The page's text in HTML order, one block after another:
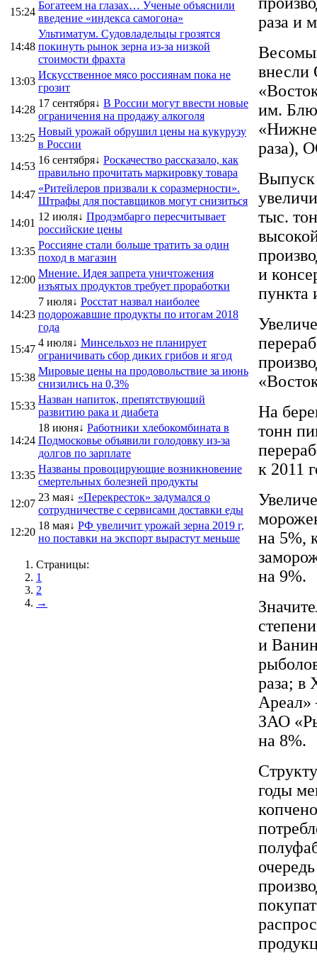
15:24
Богатеем на глазах… Ученые объяснили
введение «индекса самогона»
14:48
Ультиматум. Судовладельцы грозятся
покинуть рынок зерна из-за низкой
стоимости фрахта
13:03
Искусственное мясо россиянам пока не
грозит
14:28
17 сентября↓ В России могут ввести новые
ограничения на продажу алкоголя
13:25
Новый урожай обрушил цены на кукурузу
в России
14:53
16 сентября↓ Роскачество рассказало, как
правильно прочитать маркировку товара
14:47
«Ритейлеров призвали к соразмерности».
Штрафы для поставщиков могут снизиться
14:01
12 июля↓ Продэмбарго пересчитывает
российские цены
13:35
Россияне стали больше тратить за один
поход в магазин
12:00
Мнение. Идея запрета уничтожения
изъятых продуктов требует проработки
14:23
7 июля↓ Росстат назвал наиболее
подорожавшие продукты по итогам 2018
года
15:47
4 июля↓ Минсельхоз не планирует
ограничивать сбор диких грибов и ягод
15:38
Мировые цены на продовольствие за июнь
снизились на 0,3%
15:33
Назван напиток, препятствующий
развитию рака и диабета
14:24
18 июня↓ Работники хлебокомбината в
Подмосковье объявили голодовку из-за
долгов по зарплате
13:35
Названы провоцирующие возникновение
смертельных болезней продукты
12:07
23 мая↓ «Перекресток» задумался о
сотрудничестве с сервисами доставки еды
12:20
18 мая↓ РФ увеличит урожай зерна 2019 г,
но поставки на экспорт вырастут меньше
Страницы:
1
2
→
раза и
внесли
им.
раза),
Выпуск
тыс.
и
пункта
На
тонн
к 2011
на 5%,
на 9%.
и
раза; в
ЗАО
на 8%.
годы